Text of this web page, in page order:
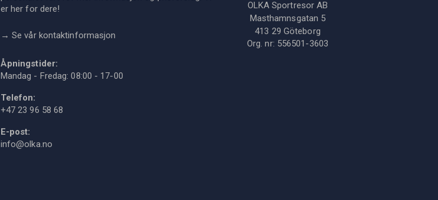
er her for dere!
→ Se vår kontaktinformasjon
Åpningstider:
Mandag - Fredag: 08:00 - 17-00
Telefon:
+47 23 96 58 68
E-post:
info@olka.no
OLKA Sportresor AB
Masthamnsgatan 5
413 29 Göteborg
Org. nr: 556501-3603